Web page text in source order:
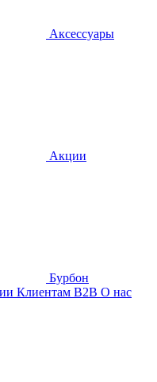
Аксессуары
Акции
Бурбон
Клиентам B2B О нас